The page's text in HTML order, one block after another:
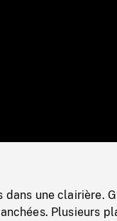
0%
une clairière.
Plusieurs